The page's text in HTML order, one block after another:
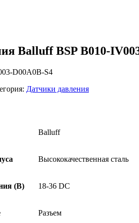
Balluff BSP B010-
D00A0B-S4
Датчики давления
Balluff
Высококачественная сталь
(В) 18-36 DC
Разъем